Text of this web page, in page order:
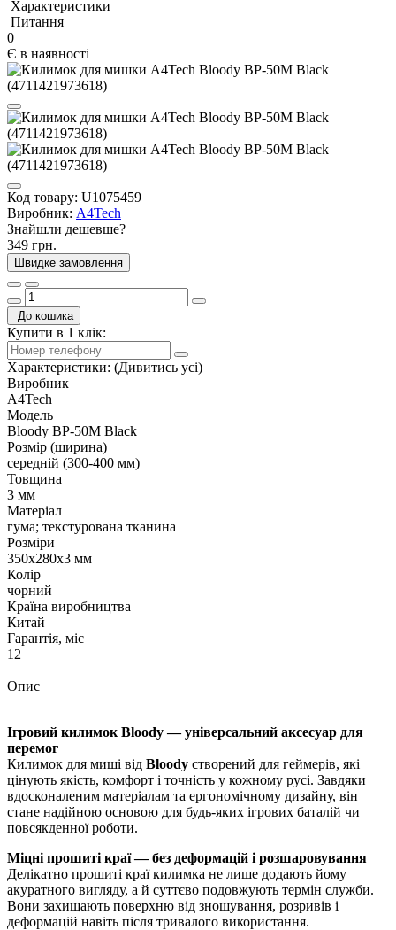
Характеристики
Питання
0
Є в наявності
Код товару: U1075459
Виробник: A4Tech
Знайшли дешевше?
349 грн.
Швидке замовлення
До кошика
Купити в 1 клік:
Характеристики: (Дивитись усі)
Виробник
A4Tech
Модель
Bloody BP-50M Black
Розмір (ширина)
середній (300-400 мм)
Товщина
3 мм
Матеріал
гума; текстурована тканина
Розміри
350х280х3 мм
Колір
чорний
Країна виробництва
Китай
Гарантія, міс
12
Опис
Ігровий килимок Bloody — універсальний аксесуар для
перемог
Килимок для миші від Bloody створений для геймерів, які
цінують якість, комфорт і точність у кожному русі. Завдяки
вдосконаленим матеріалам та ергономічному дизайну, він
стане надійною основою для будь-яких ігрових баталій чи
повсякденної роботи.
Міцні прошиті краї — без деформацій і розшаровування
Делікатно прошиті краї килимка не лише додають йому
акуратного вигляду, а й суттєво подовжують термін служби.
Вони захищають поверхню від зношування, розривів і
деформацій навіть після тривалого використання.